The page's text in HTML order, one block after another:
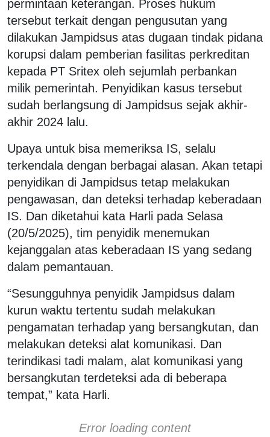
permintaan keterangan. Proses hukum
tersebut terkait dengan pengusutan yang
dilakukan Jampidsus atas dugaan tindak pidana
korupsi dalam pemberian fasilitas perkreditan
kepada PT Sritex oleh sejumlah perbankan
milik pemerintah. Penyidikan kasus tersebut
sudah berlangsung di Jampidsus sejak akhir-
akhir 2024 lalu.
Upaya untuk bisa memeriksa IS, selalu
terkendala dengan berbagai alasan. Akan tetapi
penyidikan di Jampidsus tetap melakukan
pengawasan, dan deteksi terhadap keberadaan
IS. Dan diketahui kata Harli pada Selasa
(20/5/2025), tim penyidik menemukan
kejanggalan atas keberadaan IS yang sedang
dalam pemantauan.
“Sesungguhnya penyidik Jampidsus dalam
kurun waktu tertentu sudah melakukan
pengamatan terhadap yang bersangkutan, dan
melakukan deteksi alat komunikasi. Dan
terindikasi tadi malam, alat komunikasi yang
bersangkutan terdeteksi ada di beberapa
tempat,” kata Harli.
Error loading content